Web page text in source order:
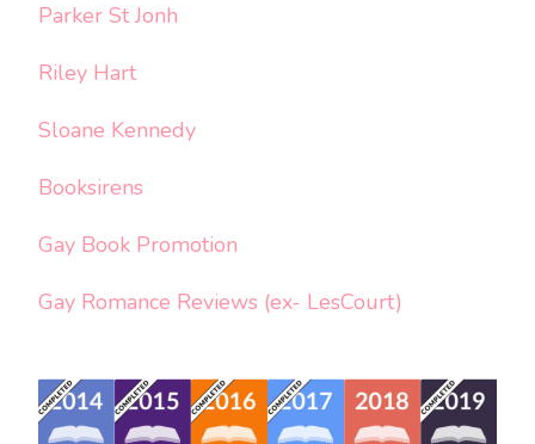
Parker St Jonh
Riley Hart
Sloane Kennedy
Booksirens
Gay Book Promotion
Gay Romance Reviews (ex- LesCourt)